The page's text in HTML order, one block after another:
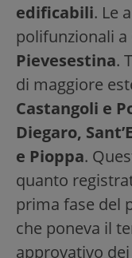
edificabili. Le
polifunzionali a
Pievesestina.
di maggiore
Castangoli e
Diegaro,
e Pioppa.
quanto
prima fase del
che poneva il
approvativo